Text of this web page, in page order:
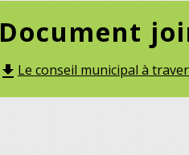
Document
file_download Le conseil municipal à